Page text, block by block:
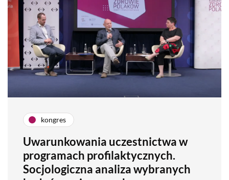
kongres
Uwarunkowania uczestnictwa w
programach profilaktycznych.
Socjologiczna analiza wybranych